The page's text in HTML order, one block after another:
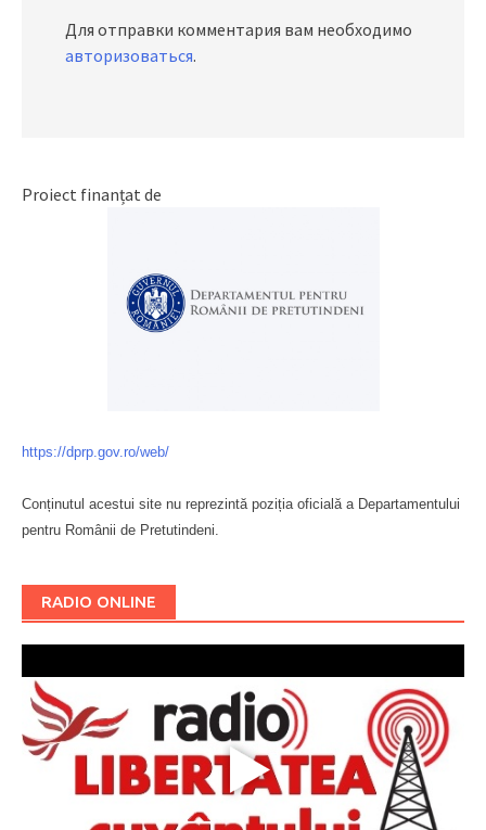
Для отправки комментария вам необходимо
авторизоваться.
Proiect finanțat de
https://dprp.gov.ro/web/
Conținutul acestui site nu reprezintă poziția oficială a Departamentului
pentru Românii de Pretutindeni.
RADIO ONLINE